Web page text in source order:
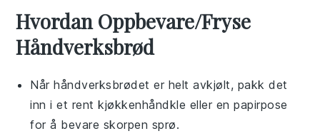
Hvordan Oppbevare/Fryse
Håndverksbrød
Nårhåndverksbrødet er helt avkjølt, pakk det
inn i et rent kjøkkenhåndkle eller en papirpose
for å bevare skorpen sprø.